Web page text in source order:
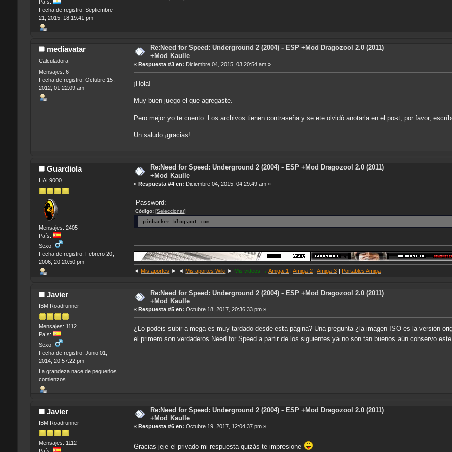
País:
Fecha de registro: Septiembre
21, 2015, 18:19:41 pm
mediavatar
Calculadora
Mensajes: 6
Fecha de registro: Octubre 15,
2012, 01:22:09 am
Re:Need for Speed: Underground 2 (2004) - ESP +Mod Dragozool 2.0 (2011)
+Mod Kaulle
«Respuesta #3 en: Diciembre 04, 2015, 03:20:54 am »
¡Hola!
Muy buen juego el que agregaste.
Pero mejor yo te cuento. Los archivos tienen contraseña y se ete olvidò anotarla en el post, por favor,
Un saludo ¡gracias!.
Guardiola
HAL9000
Mensajes: 2405
País:
Sexo:
Fecha de registro: Febrero 20,
2006, 20:20:50 pm
Re:Need for Speed: Underground 2 (2004) - ESP +Mod Dragozool 2.0 (2011)
+Mod Kaulle
«Respuesta #4 en: Diciembre 04, 2015, 04:29:49 am »
Password:
Código:[Seleccionar]
pinbacker.blogspot.com
◄ Mis aportes ► ◄ Mis aportes Wiki ► Mis videos →Amiga-1 |Amiga-2 |Amiga-3 Portables Amiga
Javier
IBM Roadrunner
Mensajes: 1112
País:
Sexo:
Fecha de registro: Junio 01,
2014, 20:57:22 pm
La grandeza nace de pequeños
comienzos...
Re:Need for Speed: Underground 2 (2004) - ESP +Mod Dragozool 2.0 (2011)
+Mod Kaulle
« Respuesta #5 en: Octubre 18, 2017, 20:36:33 pm »
¿Lo podéis subir a mega es muy tardado desde esta página? Una pregunta ¿la imagen ISO es la versión
el primero son verdaderos Need for Speed a partir de los siguientes ya no son tan buenos aún conservo
Javier
IBM Roadrunner
Mensajes: 1112
Re:Need for Speed: Underground 2 (2004) - ESP +Mod Dragozool 2.0 (2011)
+Mod Kaulle
«Respuesta #6 en: Octubre 19, 2017, 12:04:37 pm »
Gracias jeje el privado mi respuesta quizás te impresione